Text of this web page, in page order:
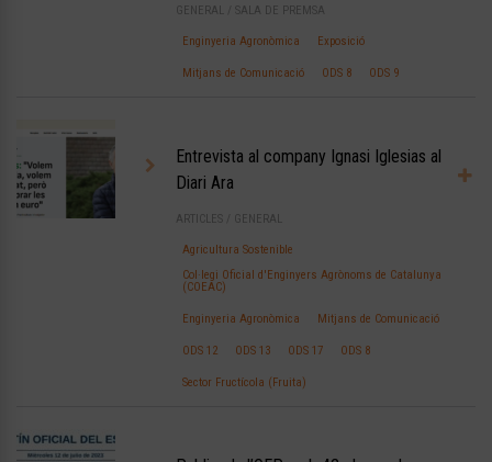
GENERAL SALA DE PREMSA
Enginyeria Agronòmica Exposició
Mitjans de Comunicació ODS 8 ODS 9
Entrevista al company Ignasi Iglesias al
Diari Ara
ARTICLES GENERAL
Agricultura Sostenible
Col·legi Oficial d'Enginyers Agrònoms de Catalunya
(COEAC)
Enginyeria Agronòmica Mitjans de Comunicació
ODS 12 ODS 13 ODS 17 ODS 8
Sector Fructícola (Fruita)